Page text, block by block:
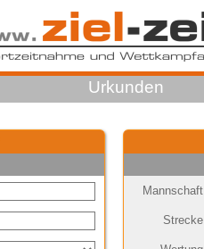
Urkunden
Mannschaft
Strecke